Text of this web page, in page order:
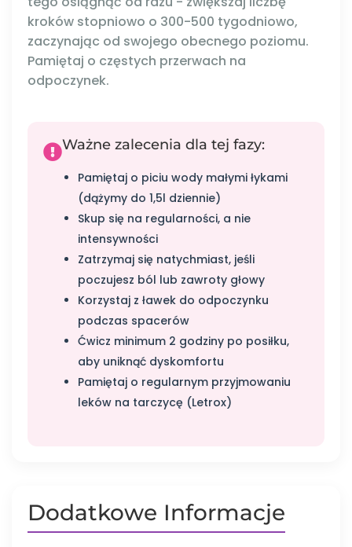
kroków stopniowo o 300-500 tygodniowo,
zaczynając od swojego obecnego poziomu.
Pamiętaj o częstych przerwach na
odpoczynek.
Ważne zalecenia dla tej fazy:
Pamiętaj o piciu wody małymi łykami
(dążymy do 1,5l dziennie)
Skup się na regularności, a nie
intensywności
Zatrzymaj się natychmiast, jeśli
poczujesz ból lub zawroty głowy
Korzystaj z ławek do odpoczynku
podczas spacerów
Ćwicz minimum 2 godziny po posiłku,
aby uniknąć dyskomfortu
Pamiętaj o regularnym przyjmowaniu
leków na tarczycę (Letrox)
Dodatkowe Informacje